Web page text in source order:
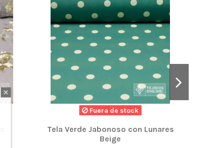
Fuera de stock
Tela Verde Jabonoso con Lunares
Beige